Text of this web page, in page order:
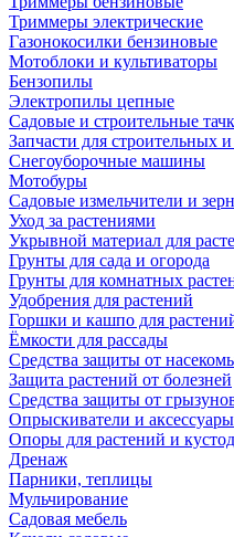
Триммеры электрические
Газонокосилки бензиновые
Мотоблоки и культиваторы
Бензопилы
Электропилы цепные
Садовые и строительные
Запчасти для строительных
Снегоуборочные машины
Мотобуры
Садовые измельчители и
Уход за растениями
Укрывной материал для
Грунты для сада и огорода
Грунты для комнатных
Удобрения для растений
Горшки и кашпо для
Ёмкости для рассады
Средства защиты от
Защита растений от болезней
Средства защиты от
Опрыскиватели и аксессуары
Опоры для растений и
Дренаж
Парники, теплицы
Мульчирование
Садовая мебель